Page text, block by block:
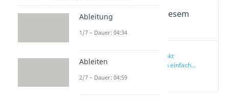
Wichtige Inhalte in diesem
Wendepunkt
berechnen einfach
Ableitung
1/7 – Dauer: 04:34
Ableiten
2/7 – Dauer: 04:59